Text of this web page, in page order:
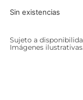
Sin existencias
Sujeto a
Imágenes ilustrativas.